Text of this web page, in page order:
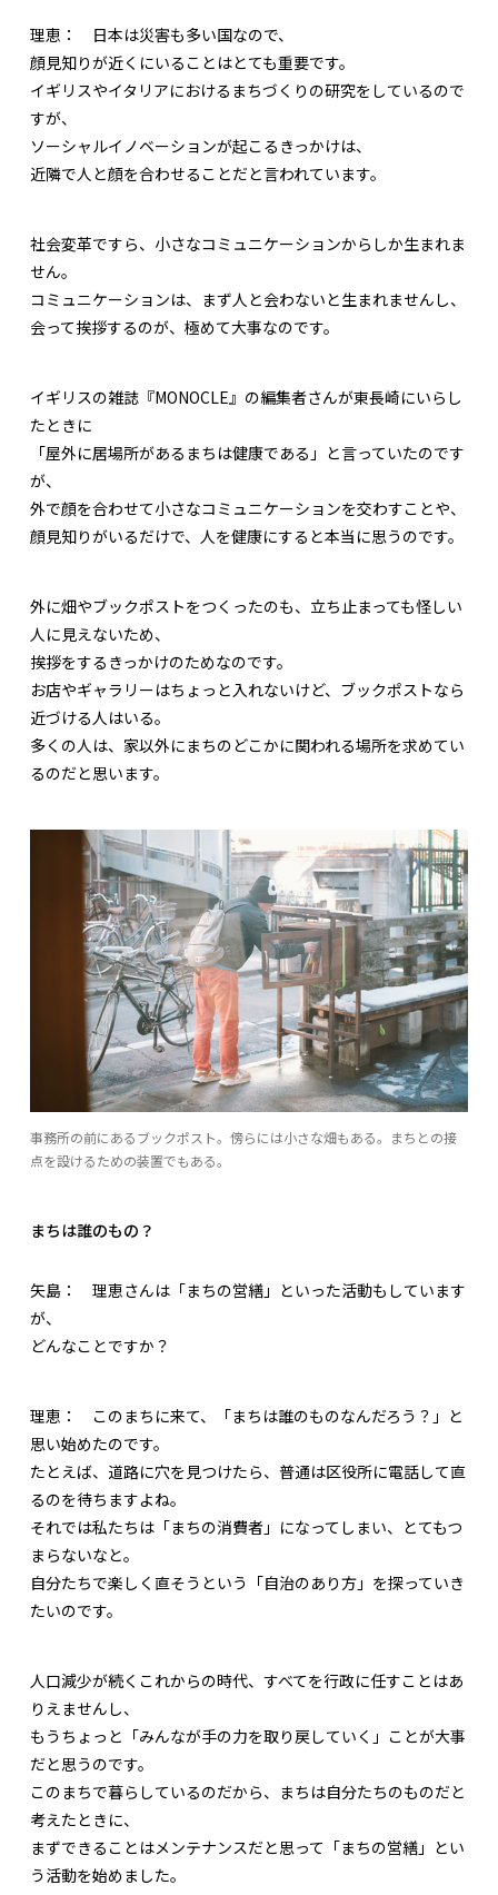
理恵： 日本は災害も多い国なので、
顔見知りが近くにいることはとても重要です。
イギリスやイタリアにおけるまちづくりの研究をしているので
すが、
ソーシャルイノベーションが起こるきっかけは、
近隣で人と顔を合わせることだと言われています。
社会変革ですら、小さなコミュニケーションからしか生まれま
せん。
コミュニケーションは、まず人と会わないと生まれませんし、
会って挨拶するのが、極めて大事なのです。
イギリスの雑誌『MONOCLE』の編集者さんが東長崎にいらし
たときに
「屋外に居場所があるまちは健康である」と言っていたのです
が、
外で顔を合わせて小さなコミュニケーションを交わすことや、
顔見知りがいるだけで、人を健康にすると本当に思うのです。
外に畑やブックポストをつくったのも、立ち止まっても怪しい
人に見えないため、
挨拶をするきっかけのためなのです。
お店やギャラリーはちょっと入れないけど、ブックポストなら
近づける人はいる。
多くの人は、家以外にまちのどこかに関われる場所を求めてい
るのだと思います。
事務所の前にあるブックポスト。傍らには小さな畑もある。まちとの接
点を設けるための装置でもある。
まちは誰のもの？
矢島： 理恵さんは「まちの営繕」といった活動もしています
が、
どんなことですか？
理恵： このまちに来て、「まちは誰のものなんだろう？」と
思い始めたのです。
たとえば、道路に穴を見つけたら、普通は区役所に電話して直
るのを待ちますよね。
それでは私たちは「まちの消費者」になってしまい、とてもつ
まらないなと。
自分たちで楽しく直そうという「自治のあり方」を探っていき
たいのです。
人口減少が続くこれからの時代、すべてを行政に任すことはあ
りえませんし、
もうちょっと「みんなが手の力を取り戻していく」ことが大事
だと思うのです。
このまちで暮らしているのだから、まちは自分たちのものだと
考えたときに、
まずできることはメンテナンスだと思って「まちの営繕」とい
う活動を始めました。